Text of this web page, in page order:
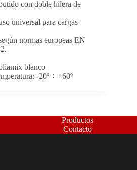
con doble hilera de
universal para cargas
normas europeas EN
blanco
-20º ÷ +60º
Productos
Contacto